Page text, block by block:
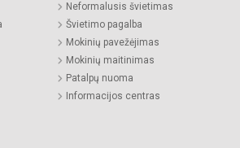
Neformalusis švietimas
Švietimo pagalba
Mokinių pavežėjimas
Mokinių maitinimas
Patalpų nuoma
Informacijos centras